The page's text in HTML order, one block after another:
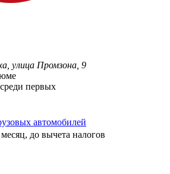
улица Промзона, 9
первых
автомобилей
месяц, до вычета налогов